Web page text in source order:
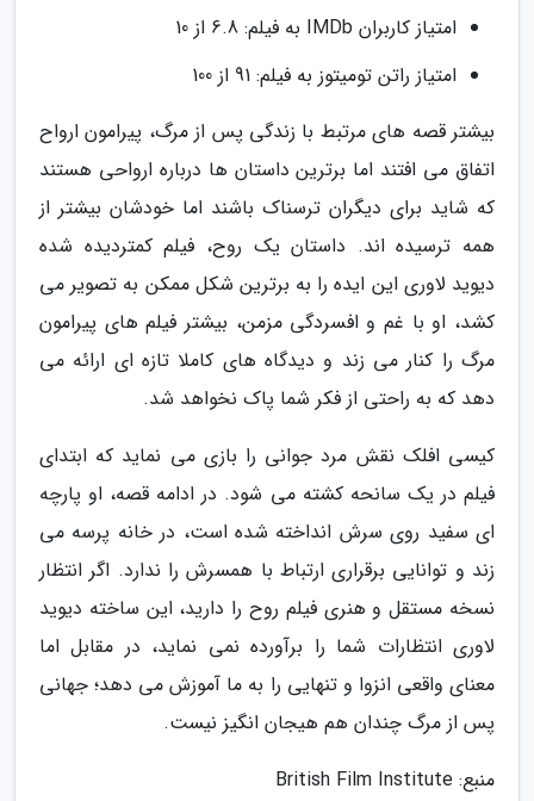
امتیاز کاربران IMDb به فیلم: 6.8 از 10
امتیاز راتن تومیتوز به فیلم: 91 از 100
بیشتر قصه های مرتبط با زندگی پس از مرگ، پیرامون ارواح
اتفاق می افتند اما برترین داستان ها درباره ارواحی هستند
که شاید برای دیگران ترسناک باشند اما خودشان بیشتر از
همه ترسیده اند. داستان یک روح، فیلم کمتردیده شده
دیوید لاوری این ایده را به برترین شکل ممکن به تصویر می
کشد، او با غم و افسردگی مزمن، بیشتر فیلم های پیرامون
مرگ را کنار می زند و دیدگاه های کاملا تازه ای ارائه می
دهد که به راحتی از فکر شما پاک نخواهد شد.
کیسی افلک نقش مرد جوانی را بازی می نماید که ابتدای
فیلم در یک سانحه کشته می شود. در ادامه قصه، او پارچه
ای سفید روی سرش انداخته شده است، در خانه پرسه می
زند و توانایی برقراری ارتباط با همسرش را ندارد. اگر انتظار
نسخه مستقل و هنری فیلم روح را دارید، این ساخته دیوید
لاوری انتظارات شما را برآورده نمی نماید، در مقابل اما
معنای واقعی انزوا و تنهایی را به ما آموزش می دهد؛ جهانی
پس از مرگ چندان هم هیجان انگیز نیست.
منبع: British Film Institute